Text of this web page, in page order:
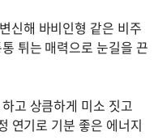
신해 바비인형 같은 비주
튀는 매력으로 눈길을 끈
고 상큼하게 미소 짓고
연기로 기분 좋은 에너지